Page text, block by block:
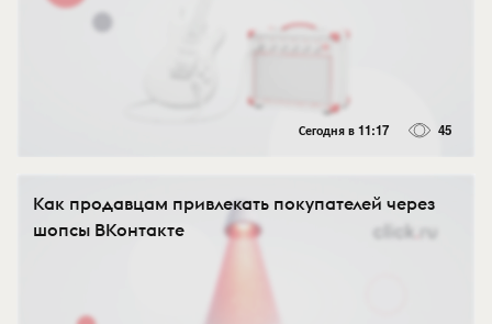
Сегодня в 11:17 45
Как продавцам привлекать покупателей через
шопсы ВКонтакте